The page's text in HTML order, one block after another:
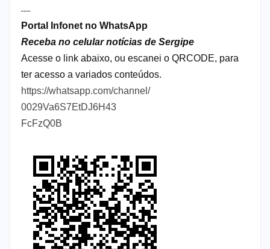
----
Portal Infonet no WhatsApp
Receba no celular notícias de Sergipe
Acesse o link abaixo, ou escanei o QRCODE, para
ter acesso a variados conteúdos.
https://whatsapp.com/channel/
0029Va6S7EtDJ6H43
FcFzQ0B